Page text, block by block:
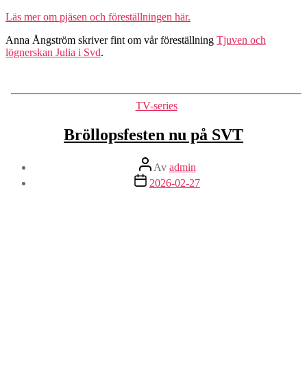
Läs mer om pjäsen och föreställningen här.
Anna Ångström skriver fint om vår föreställning Tjuven och
lögnerskan Julia i Svd.
Kategorier
TV-series
Bröllopsfesten nu på SVT
Inläggsförfattare
Av admin
Inläggsdatum
2026-02-27